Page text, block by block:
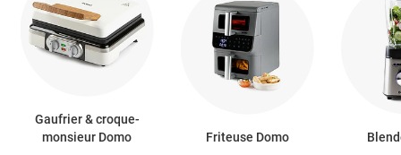
Gaufrier & croque-
monsieur Domo
Friteuse Domo